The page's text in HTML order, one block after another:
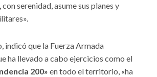
serenidad, asume sus planes y
indicó que la Fuerza Armada
ha llevado a cabo ejercicios como el
200» en todo el territorio, «ha